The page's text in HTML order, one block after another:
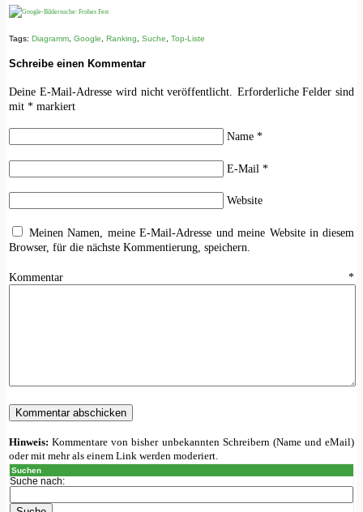
Tags: Diagramm, Google, Ranking, Suche, Top-Liste
Schreibe einen Kommentar
Deine E-Mail-Adresse wird nicht veröffentlicht.
Erforderliche Felder sind
mit *markiert
Name *
E-Mail *
Website
Meinen Namen, meine E-Mail-Adresse und meine Website in diesem
Browser, für die nächste Kommentierung, speichern.
Kommentar*
Hinweis: Kommentare von bisher unbekannten Schreibern (Name und eMail)
oder mit mehr als einem Link werden moderiert.
Suchen
Suche nach: